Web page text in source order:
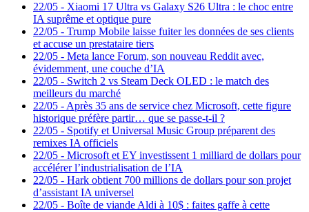
22/05 - Xiaomi 17 Ultra vs Galaxy S26 Ultra : le choc entre
IA suprême et optique pure
22/05 - Trump Mobile laisse fuiter les données de ses clients
et accuse un prestataire tiers
22/05 - Meta lance Forum, son nouveau Reddit avec,
évidemment, une couche d’IA
22/05 - Switch 2 vs Steam Deck OLED : le match des
meilleurs du marché
22/05 - Après 35 ans de service chez Microsoft, cette figure
historique préfère partir… que se passe-t-il ?
22/05 - Spotify et Universal Music Group préparent des
remixes IA officiels
22/05 - Microsoft et EY investissent 1 milliard de dollars pour
accélérer l’industrialisation de l’IA
22/05 - Hark obtient 700 millions de dollars pour son projet
d’assistant IA universel
22/05 - Boîte de viande Aldi à 10$ : faites gaffe à cette